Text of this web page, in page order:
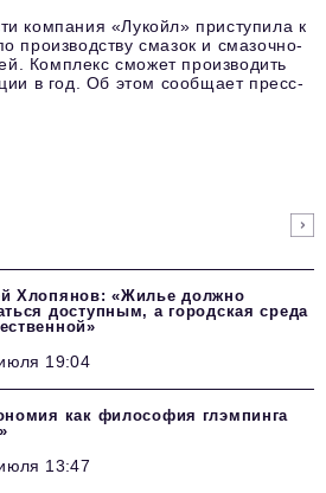
компания «Лукойл» приступила к
производству смазок и смазочно-
Комплекс сможет производить
в год. Об этом сообщает пресс-
Хлопянов: «Жилье должно
доступным, а городская среда
19:04
как философия глэмпинга
13:47